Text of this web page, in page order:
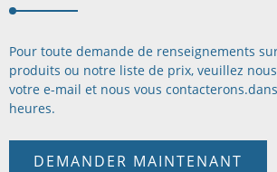
Pour toute demande de renseignements
produits ou notre liste de prix, veuillez
votre e-mail et nous vous contacterons.
heures.
DEMANDER MAINTENANT